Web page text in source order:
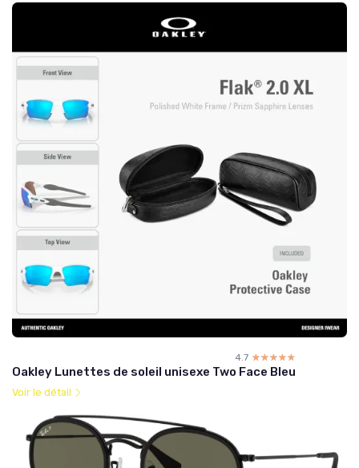
4.7 ☆☆☆☆☆
★★★★★
Oakley Lunettes de soleil unisexe Two Face Bleu
Voir le détail